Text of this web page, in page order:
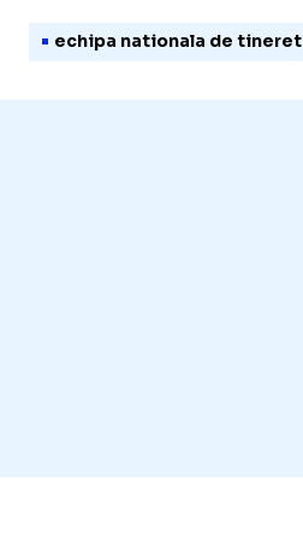
echipa nationala de tineret